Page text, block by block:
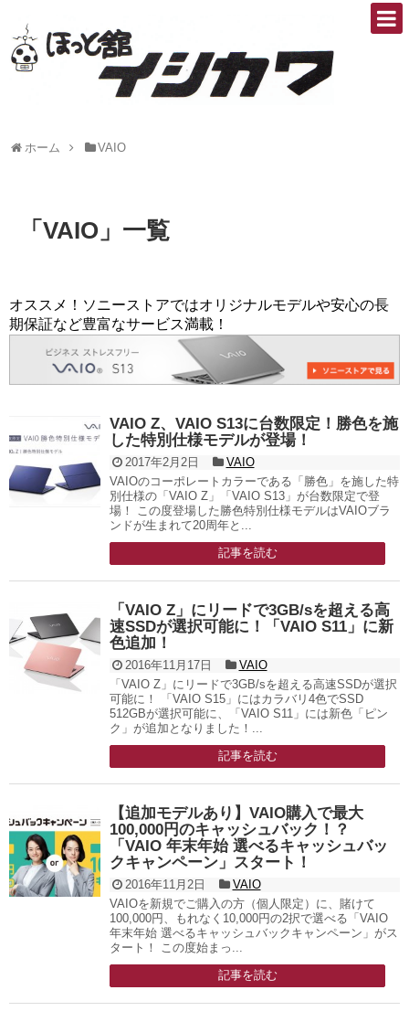
ホーム VAIO
「 VAIO 」 一覧
オススメ！ソニーストアではオリジナルモデルや安心の長
期保証など豊富なサービス満載！
VAIO Z、VAIO S13に台数限定！勝色を施
した特別仕様モデルが登場！
2017年2月2日
VAIO
VAIOのコーポレートカラーである「勝色」を施した特
別仕様の「VAIO Z」「VAIO S13」が台数限定で登
場！ この度登場した勝色特別仕様モデルはVAIOブラ
ンドが生まれて20周年と...
記事を読む
「VAIO Z」にリードで3GB/sを超える高
速SSDが選択可能に！「VAIO S11」に新
色追加！
2016年11月17日
VAIO
「VAIO Z」にリードで3GB/sを超える高速SSDが選択
可能に！ 「VAIO S15」にはカラバリ4色でSSD
512GBが選択可能に、「VAIO S11」には新色「ピン
ク」が追加となりました！...
記事を読む
【追加モデルあり】VAIO購入で最大
100,000円のキャッシュバック！？
「VAIO 年末年始 選べるキャッシュバッ
クキャンペーン」スタート！
2016年11月2日
VAIO
VAIOを新規でご購入の方（個人限定）に、賭けて
100,000円、もれなく10,000円の2択で選べる「VAIO
年末年始 選べるキャッシュバックキャンペーン」がス
タート！ この度始まっ...
記事を読む